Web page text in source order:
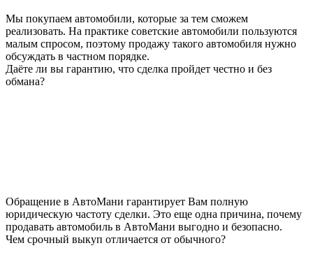
Мы покупаем автомобили, которые за тем сможем
реализовать. На практике советские автомобили пользуются
малым спросом, поэтому продажу такого автомобиля нужно
обсуждать в частном порядке.
Даёте ли вы гарантию, что сделка пройдет честно и без
обмана?
Обращение в АвтоМани гарантирует Вам полную
юридическую частоту сделки. Это еще одна причина, почему
продавать автомобиль в АвтоМани выгодно и безопасно.
Чем срочный выкуп отличается от обычного?